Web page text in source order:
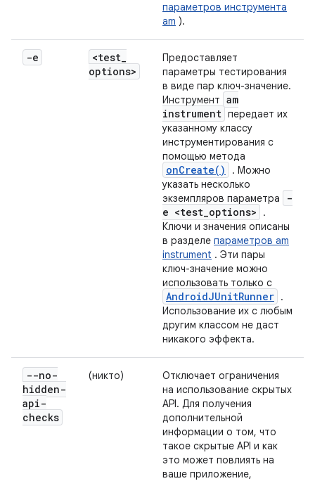
параметров инструмента
am ).
-e <test_
options>
Предоставляет
параметры тестирования
в виде пар ключ-значение.
Инструмент am
instrument передает их
указанному классу
инструментирования с
помощью метода
onCreate()
. Можно
указать несколько
экземпляров параметра
-
e <test_options>
.
Ключи и значения описаны
в разделе параметров am
instrument . Эти пары
ключ-значение можно
использовать только с
AndroidJUnitRunner .
Использование их с любым
другим классом не даст
никакого эффекта.
--no-
hidden-
api-
checks
(никто)
Отключает ограничения
на использование скрытых
API. Для получения
дополнительной
информации о том, что
такое скрытые API и как
это может повлиять на
ваше приложение,